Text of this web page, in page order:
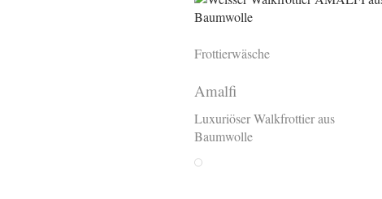
Frottierwäsche
Amalfi
Luxuriöser Walkfrottier aus
Baumwolle
Bianco